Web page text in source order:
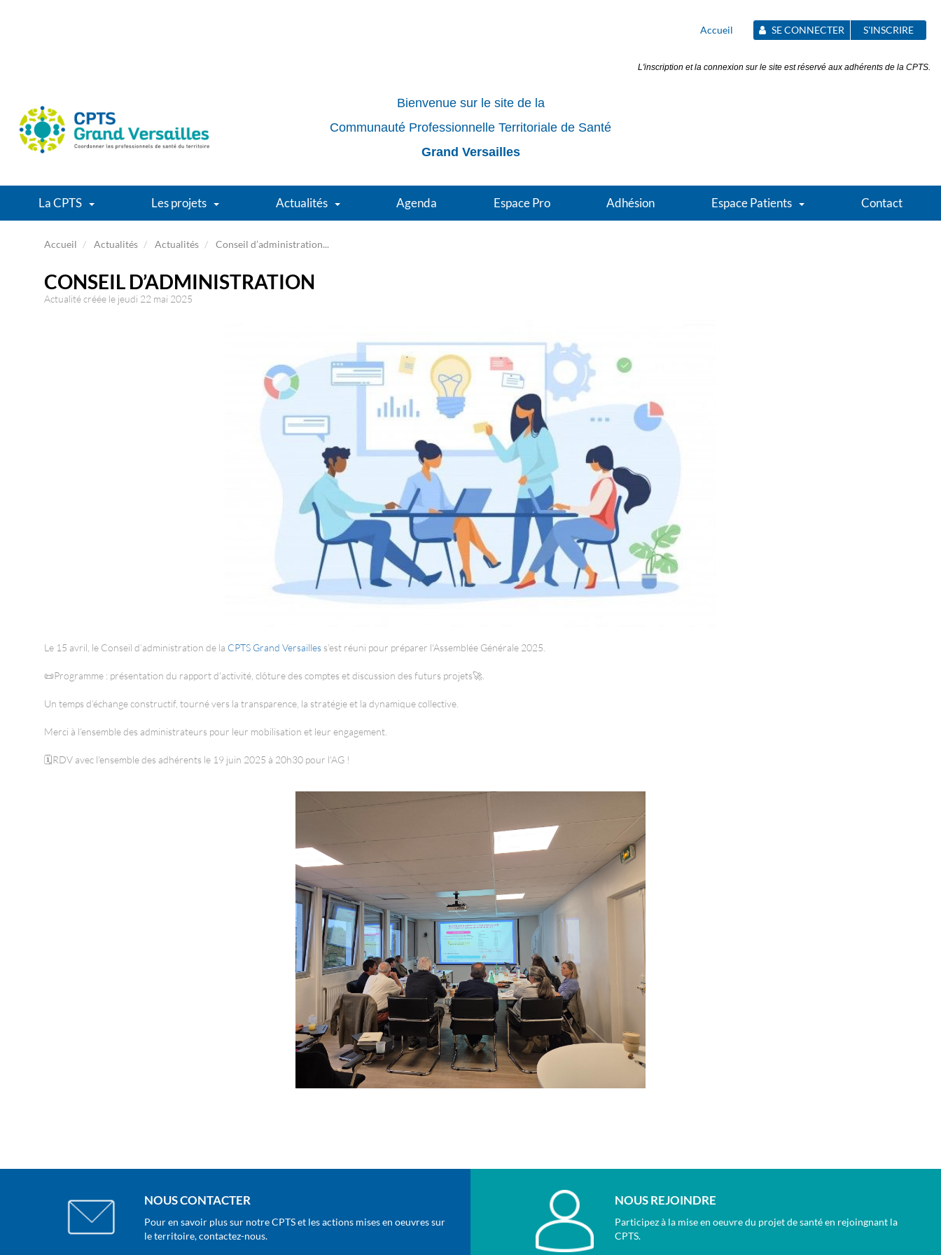
Accueil SE CONNECTER S'INSCRIRE
L'inscription et la connexion sur le site est réservé aux adhérents de la CPTS.
Bienvenue sur le site de la
Communauté Professionnelle Territoriale de Santé
Grand Versailles
La CPTS Les projets Actualités Agenda Espace Pro Adhésion Espace Patients Contact
Accueil Actualités Actualités Conseil d’administration...
CONSEIL D’ADMINISTRATION
Actualité créée le jeudi 22 mai 2025
Le 15 avril, le Conseil d’administration de la CPTS Grand Versailles s’est réuni pour préparer l'Assemblée Générale 2025.
📜Programme : présentation du rapport d'activité, clôture des comptes et discussion des futurs projets🚀.
Un temps d’échange constructif, tourné vers la transparence, la stratégie et la dynamique collective.
Merci à l’ensemble des administrateurs pour leur mobilisation et leur engagement.
🗓️RDV avec l'ensemble des adhérents le 19 juin 2025 à 20h30 pour l'AG !
NOUS CONTACTER
Pour en savoir plus sur notre CPTS et les actions mises en oeuvres sur
le territoire, contactez-nous.
NOUS REJOINDRE
Participez à la mise en oeuvre du projet de santé en rejoingnant la
CPTS.